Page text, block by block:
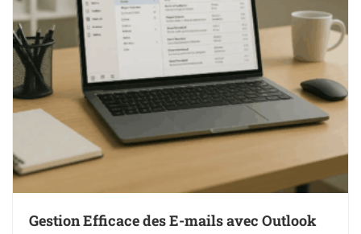
Gestion Efficace des E-mails avec Outlook